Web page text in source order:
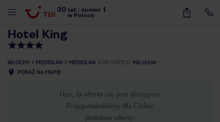
30 lat numer 1
w Polsce
29
Hotel King
WŁOCHY MEDIOLAN MEDIOLAN KOD HOTELU MIL10330
POKAŻ NA MAPIE
Ups, ta oferta nie jest dostępna.
Przygotowaliśmy dla Ciebie
podobne oferty: